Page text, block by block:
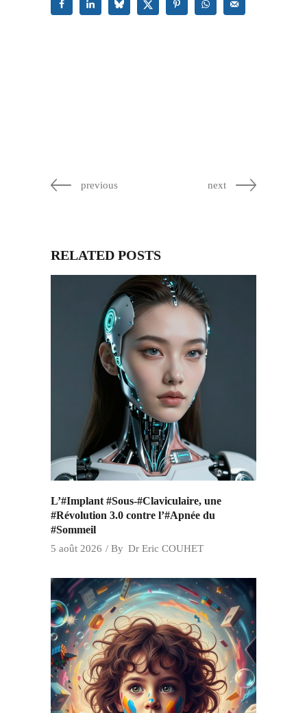
previous next
RELATED POSTS
L’#Implant #Sous-#Claviculaire, une
#Révolution 3.0 contre l’#Apnée du
#Sommeil
5 août 2026 By Dr Eric COUHET